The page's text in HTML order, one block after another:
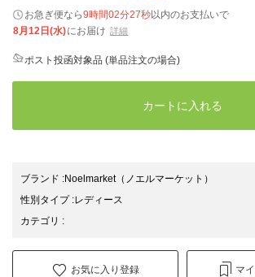
お急ぎ便なら9時間02分26秒以内のお支払いで
8月12日(水)にお届け 詳細
ポスト投函対象品 (単品注文の場合)
カートに入れる
ブランド :Noelmarket（ノエルマーケット）
性別タイプ:レディース
カテゴリ :
お気に入り登録 マ